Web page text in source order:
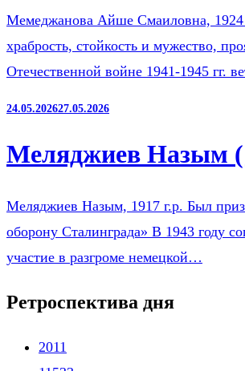
Мемеджанова Айше Смаиловна, 1924
храбрость, стойкость и мужество,
Отечественной войне 1941-1945 гг.
24.05.202627.05.2026
Меляджиев Назым
Меляджиев Назым, 1917 г.р. Был
оборону Сталинграда» В 1943 году
участие в разгроме немецкой…
Ретроспектива дня
2011